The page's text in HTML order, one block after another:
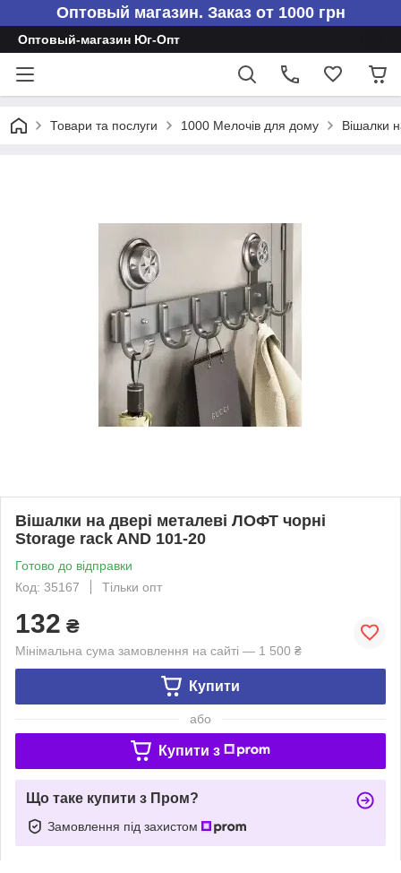
Оптовый магазин. Заказ от 1000 грн
Оптовый-магазин Юг-Опт
Товари та послуги 1000 Мелочів для дому Вішалки
Вішалки на двері металеві ЛОФТ чорні
Storage rack AND 101-20
Готово до відправки
Код: 35167
Тільки опт
132 ₴
Мінімальна сума замовлення на сайті — 1 500 ₴
Купити
або
Купити з
Що таке купити з Пром?
Замовлення під захистом